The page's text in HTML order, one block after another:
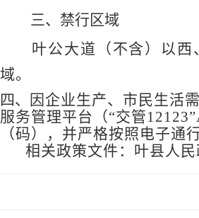
三、禁行区域
叶公大道（不含）以
域。
四、
因企业生产、市民生活
服务管理平台（“交管
（码），并严格按照电子通
相关政策文件： 叶县人